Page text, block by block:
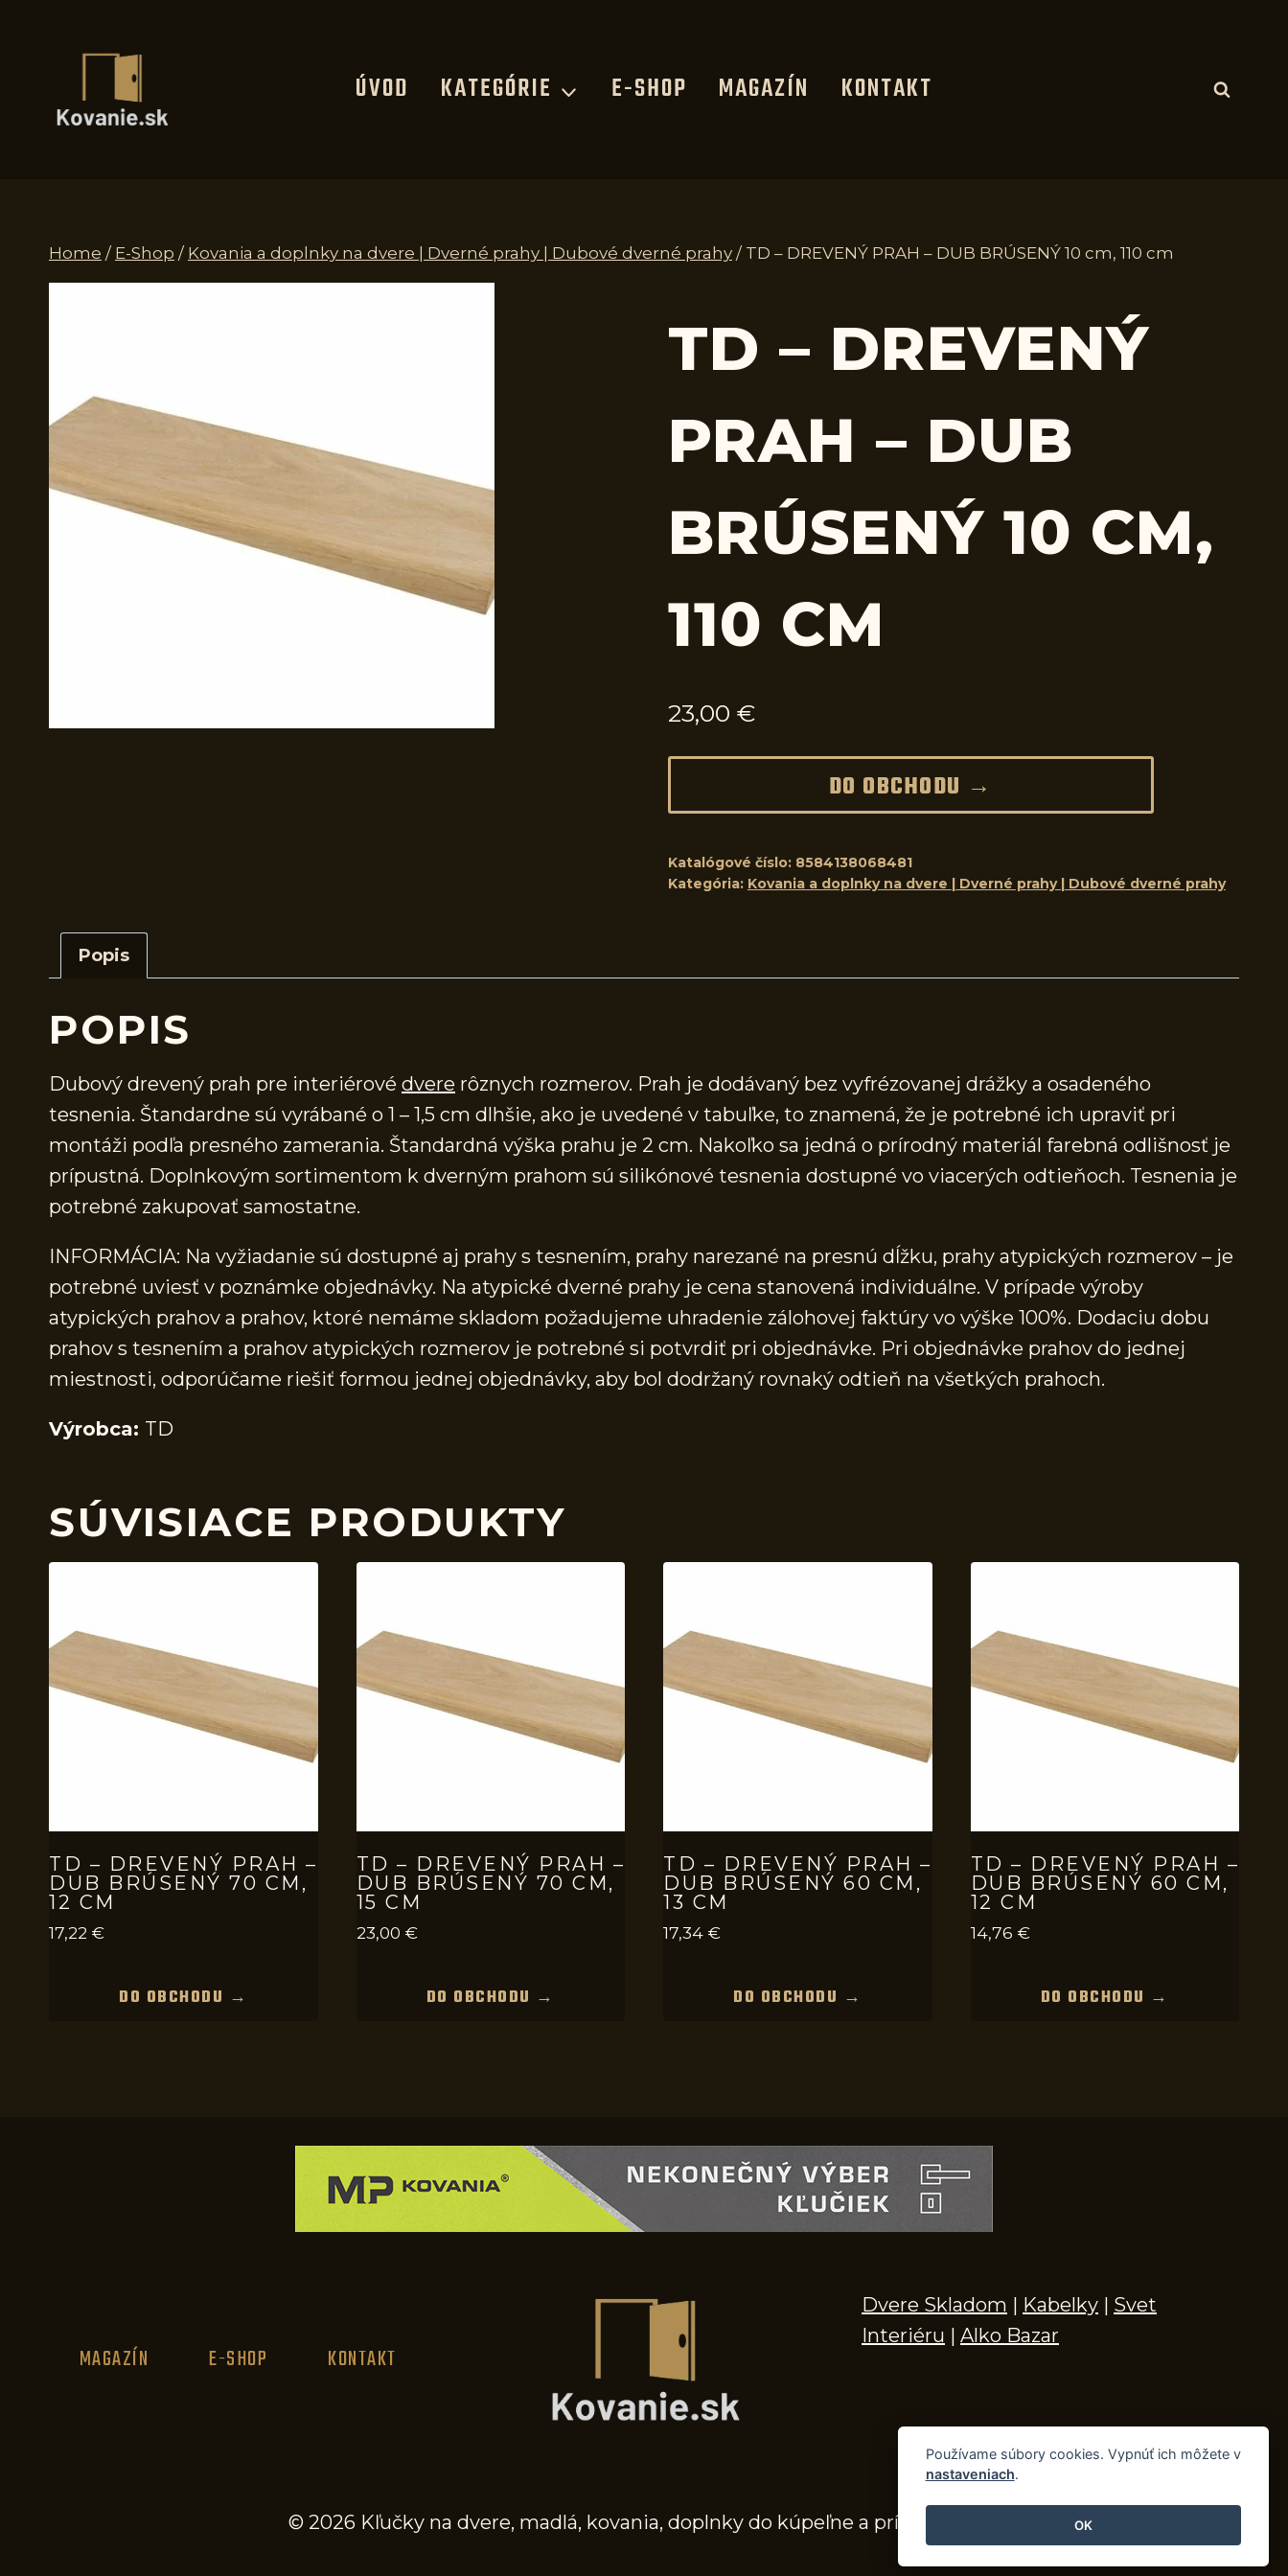
ÚVOD KATEGÓRIE E-SHOP MAGAZÍN KONTAKT
Home / E-Shop / Kovania a doplnky na dvere | Dverné prahy | Dubové dverné prahy / TD – DREVENÝ PRAH – DUB BRÚSENÝ 10 cm, 110 cm
TD – DREVENÝ
PRAH – DUB
BRÚSENÝ 10 CM,
110 CM
23,00 €
DO OBCHODU →
Katalógové číslo: 8584138068481
Kategória: Kovania a doplnky na dvere | Dverné prahy | Dubové dverné prahy
Popis
POPIS
Dubový drevený prah pre interiérové dvere rôznych rozmerov. Prah je dodávaný bez vyfrézovanej drážky a osadeného
tesnenia. Štandardne sú vyrábané o 1 – 1,5 cm dlhšie, ako je uvedené v tabuľke, to znamená, že je potrebné ich upraviť pri
montáži podľa presného zamerania. Štandardná výška prahu je 2 cm. Nakoľko sa jedná o prírodný materiál farebná odlišnosť je
prípustná. Doplnkovým sortimentom k dverným prahom sú silikónové tesnenia dostupné vo viacerých odtieňoch. Tesnenia je
potrebné zakupovať samostatne.
INFORMÁCIA: Na vyžiadanie sú dostupné aj prahy s tesnením, prahy narezané na presnú dĺžku, prahy atypických rozmerov – je
potrebné uviesť v poznámke objednávky. Na atypické dverné prahy je cena stanovená individuálne. V prípade výroby
atypických prahov a prahov, ktoré nemáme skladom požadujeme uhradenie zálohovej faktúry vo výške 100%. Dodaciu dobu
prahov s tesnením a prahov atypických rozmerov je potrebné si potvrdiť pri objednávke. Pri objednávke prahov do jednej
miestnosti, odporúčame riešiť formou jednej objednávky, aby bol dodržaný rovnaký odtieň na všetkých prahoch.
Výrobca: TD
SÚVISIACE PRODUKTY
TD – DREVENÝ PRAH –
DUB BRÚSENÝ 70 CM,
12 CM
17,22 €
DO OBCHODU →
TD – DREVENÝ PRAH –
DUB BRÚSENÝ 70 CM,
15 CM
23,00 €
DO OBCHODU →
TD – DREVENÝ PRAH –
DUB BRÚSENÝ 60 CM,
13 CM
17,34 €
DO OBCHODU →
TD – DREVENÝ PRAH –
DUB BRÚSENÝ 60 CM,
12 CM
14,76 €
DO OBCHODU →
MAGAZÍN E-SHOP KONTAKT
Dvere Skladom | Kabelky | Svet
Interiéru | Alko Bazar
© 2026 Kľučky na dvere, madlá, kovania, doplnky do kúpeľne a príslušenstvo
Používame súbory cookies. Vypnúť ich môžete v
nastaveniach.
OK